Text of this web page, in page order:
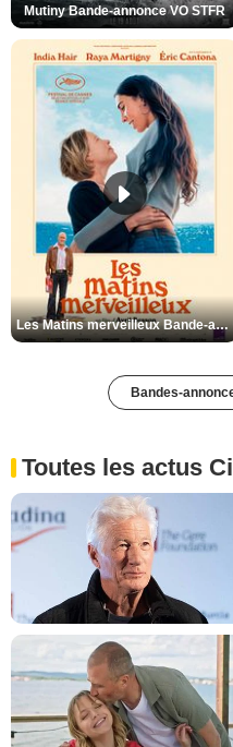
Mutiny Bande-annonce VO STFR
Les Matins merveilleux Bande-annonce VF
Bandes-
Toutes les actus